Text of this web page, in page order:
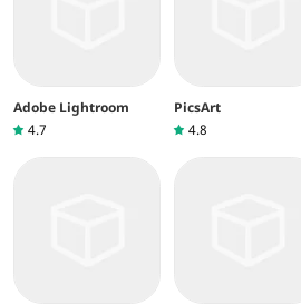
Adobe Lightroom
4.7
PicsArt
4.8